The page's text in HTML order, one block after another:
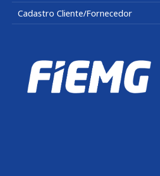
Cadastro Cliente/Fornecedor